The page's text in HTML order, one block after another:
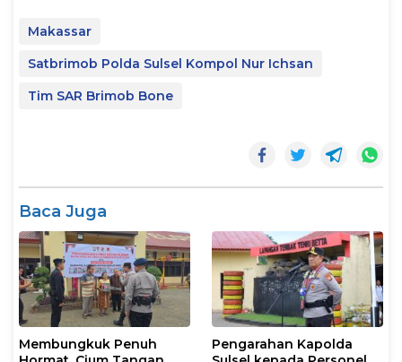
Makassar
Satbrimob Polda Sulsel Kompol Nur Ichsan
Tim SAR Brimob Bone
Baca Juga
Membungkuk Penuh
Pengarahan Kapolda